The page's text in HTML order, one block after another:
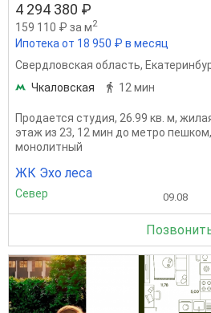
4 294 380 ₽
159 110 ₽ за м2
Ипотека от 18 950 ₽ в месяц
Свердловская область,
Чкаловская
12 мин
Продается студия, 26.99 кв. м,
этаж из 23, 12 мин до метро
монолитный
ЖК Эхо леса
Север 09.08